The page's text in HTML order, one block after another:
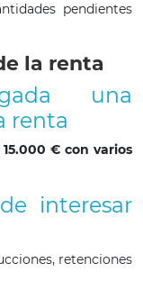
pendientes
la renta
una
renta
15.000 € con varios
interesar
retenciones